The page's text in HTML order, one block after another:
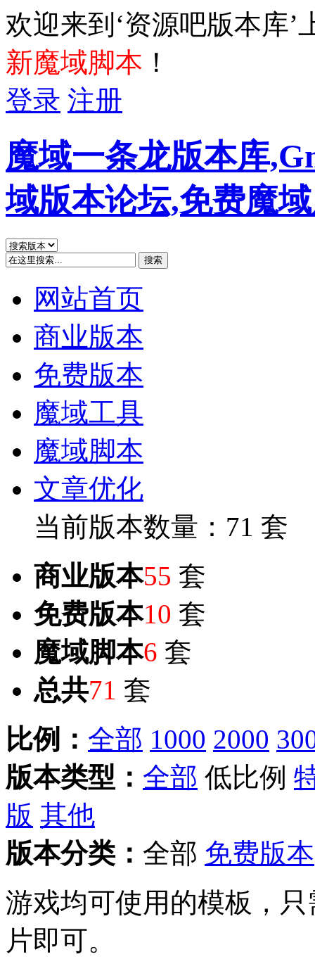
欢迎来到‘资源吧版本库
新魔域脚本 ！
登录 注册
魔域一条龙版本库
域版本论坛,免费魔
搜索
网站首页
商业版本
免费版本
魔域工具
魔域脚本
文章优化
当前版本数量：71 套
商业版本55 套
免费版本10 套
魔域脚本6 套
总共71 套
比例： 全部 1000 2000
版本类型： 全部 低比例
版 其他
版本分类： 全部 免费版本
游戏均可使用的模板，
片即可。